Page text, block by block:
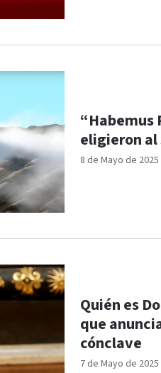
8 de Mayo de 2025
“Habemus
eligieron al
7 de Mayo de 2025
Quién es
que
cónclave